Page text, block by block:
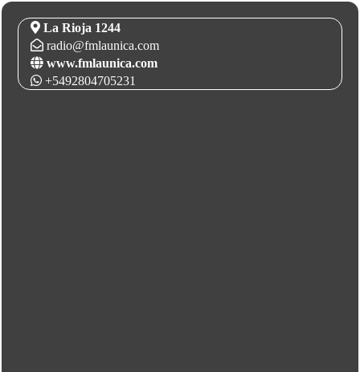
La Rioja 1244
radio@fmlaunica.com
www.fmlaunica.com
+5492804705231